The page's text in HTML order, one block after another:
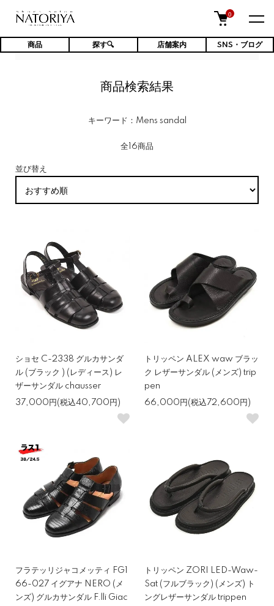
0
商品 探す🔍 店舗案内 SNS・ブログ
TOP 商品検索結果
商品検索結果
キーワード：Mens sandal
全16商品
並び替え
ショセ C-2338 グルカサンダ
ル (ブラック ) (レディース) レ
ザーサンダル chausser
37,000円(税込40,700円)
トリッペン ALEX waw ブラッ
ク レザーサンダル (メンズ) trip
pen
66,000円(税込72,600円)
フラテッリジャコメッティ FG1
66-027 イグアナ NERO (メ
ンズ) グルカサンダル F.lli Giac
トリッペン ZORI LED-Waw-
Sat (フルブラック) (メンズ) ト
ングレザーサンダル trippen